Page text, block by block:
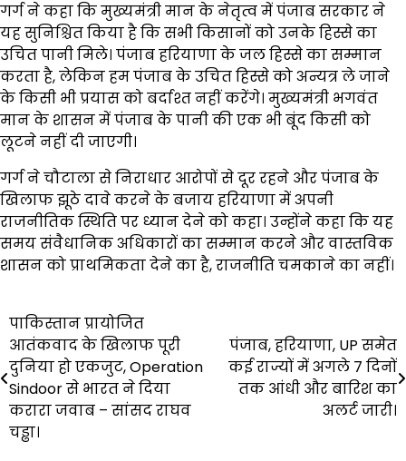
गर्ग ने कहा कि मुख्यमंत्री मान के नेतृत्व में पंजाब सरकार ने
यह सुनिश्चित किया है कि सभी किसानों को उनके हिस्से का
उचित पानी मिले। पंजाब हरियाणा के जल हिस्से का सम्मान
करता है, लेकिन हम पंजाब के उचित हिस्से को अन्यत्र ले जाने
के किसी भी प्रयास को बर्दाश्त नहीं करेंगे। मुख्यमंत्री भगवंत
मान के शासन में पंजाब के पानी की एक भी बूंद किसी को
लूटने नहीं दी जाएगी।
गर्ग ने चौटाला से निराधार आरोपों से दूर रहने और पंजाब के
खिलाफ झूठे दावे करने के बजाय हरियाणा में अपनी
राजनीतिक स्थिति पर ध्यान देने को कहा। उन्होंने कहा कि यह
समय संवैधानिक अधिकारों का सम्मान करने और वास्तविक
शासन को प्राथमिकता देने का है, राजनीति चमकाने का नहीं।
Post
navigation
पाकिस्तान प्रायोजित
आतंकवाद के खिलाफ पूरी
दुनिया हो एकजुट, Operation
Sindoor से भारत ने दिया
करारा जवाब – सांसद राघव
चड्ढा।
पंजाब, हरियाणा, UP समेत
कई राज्यों में अगले 7 दिनों
तक आंधी और बारिश का
अलर्ट जारी।